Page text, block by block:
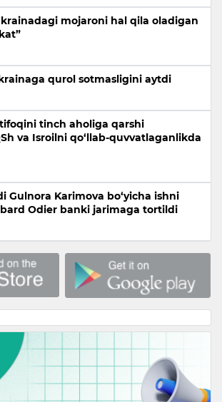
mojaroni hal qila oladigan
qurol sotmasligini aytdi
tinch aholiga qarshi
va Isroilni qo‘llab-quvvatlaganlikda
Gulnora Karimova bo‘yicha ishni
Odier banki jarimaga tortildi